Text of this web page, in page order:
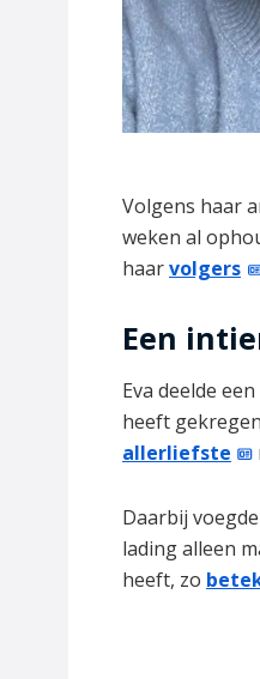
Volgens haar
weken al
haarvolgers
Een
Eva deelde
heeft
allerliefste
Daarbij
lading alleen
heeft, zo